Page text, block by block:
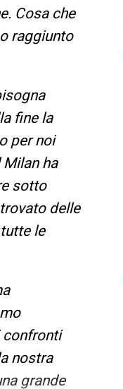
Cosa che
raggiunto
fine la
per noi
ha
sotto
delle
le
confronti
nostra
grande